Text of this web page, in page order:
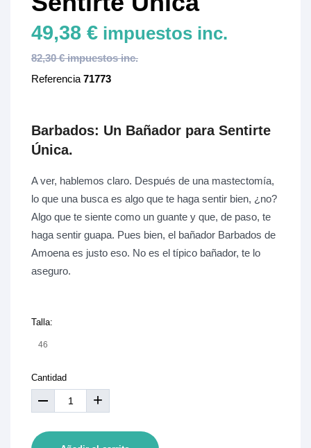
49,38 € impuestos inc.
82,30 € impuestos inc.
Referencia 71773
Barbados: Un Bañador para Sentirte
Única.
A ver, hablemos claro. Después de una mastectomía,
lo que una busca es algo que te haga sentir bien, ¿no?
Algo que te siente como un guante y que, de paso, te
haga sentir guapa. Pues bien, el bañador Barbados de
Amoena es justo eso. No es el típico bañador, te lo
aseguro.
Talla:
46
Cantidad
+